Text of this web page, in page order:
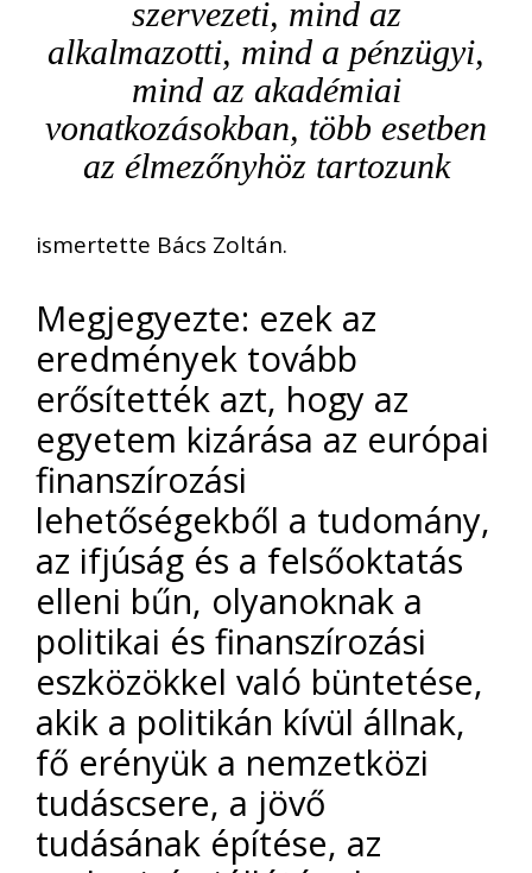
szervezeti, mind az
alkalmazotti, mind a pénzügyi,
mind az akadémiai
vonatkozásokban, több esetben
az élmezőnyhöz tartozunk
ismertette Bács Zoltán.
Megjegyezte: ezek az
eredmények tovább
erősítették azt, hogy az
egyetem kizárása az európai
finanszírozási
lehetőségekből a tudomány,
az ifjúság és a felsőoktatás
elleni bűn, olyanoknak a
politikai és finanszírozási
eszközökkel való büntetése,
akik a politikán kívül állnak,
fő erényük a nemzetközi
tudáscsere, a jövő
tudásának építése, az